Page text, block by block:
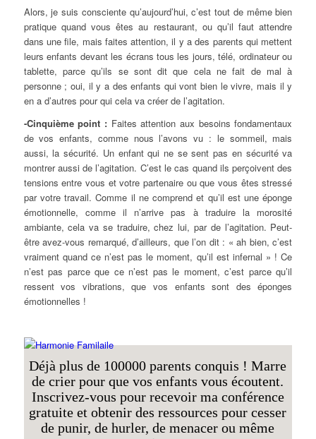
Alors, je suis consciente qu’aujourd’hui, c’est tout de même bien
pratique quand vous êtes au restaurant, ou qu’il faut attendre
dans une file, mais faites attention, il y a des parents qui mettent
leurs enfants devant les écrans tous les jours, télé, ordinateur ou
tablette, parce qu’ils se sont dit que cela ne fait de mal à
personne ; oui, il y a des enfants qui vont bien le vivre, mais il y
en a d’autres pour qui cela va créer de l’agitation.
-Cinquième point : Faites attention aux besoins fondamentaux
de vos enfants, comme nous l’avons vu : le sommeil, mais
aussi, la sécurité. Un enfant qui ne se sent pas en sécurité va
montrer aussi de l’agitation. C’est le cas quand ils perçoivent des
tensions entre vous et votre partenaire ou que vous êtes stressé
par votre travail. Comme il ne comprend et qu’il est une éponge
émotionnelle, comme il n’arrive pas à traduire la morosité
ambiante, cela va se traduire, chez lui, par de l’agitation. Peut-
être avez-vous remarqué, d’ailleurs, que l’on dit : « ah bien, c’est
vraiment quand ce n’est pas le moment, qu’il est infernal » ! Ce
n’est pas parce que ce n’est pas le moment, c’est parce qu’il
ressent vos vibrations, que vos enfants sont des éponges
émotionnelles !
Déjà plus de 100000 parents conquis ! Marre
de crier pour que vos enfants vous écoutent.
Inscrivez-vous pour recevoir ma conférence
gratuite et obtenir des ressources pour cesser
de punir, de hurler, de menacer ou même